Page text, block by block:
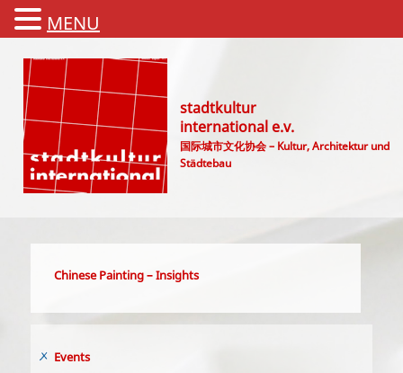
stadtkultur
international e.v.
国际城市文化协会 – Kultur, Architektur und
Städtebau
Chinese Painting – Insights
Events
MENU